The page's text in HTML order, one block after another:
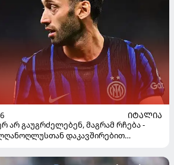
ᲘᲢᲐᲚᲘᲐ
არ გაუგრძელებენ, მაგრამ რჩება -
დაკავშირებით